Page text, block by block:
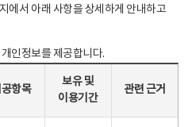
에서 아래 사항을 상세하게 안내하고
인정보를 제공합니다.
항목
보유 및
이용기간
관련 근거